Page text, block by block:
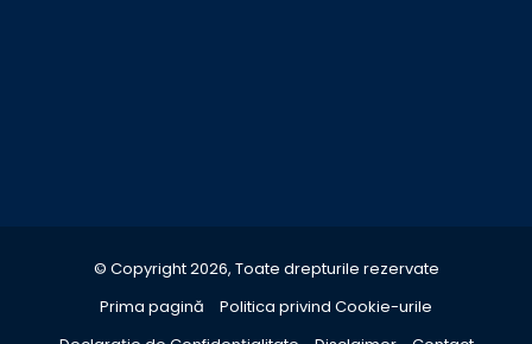
© Copyright 2026, Toate drepturile rezervate
Prima pagină
Politica privind Cookie-urile